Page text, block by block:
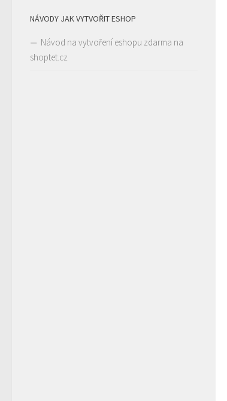
NÁVODY JAK VYTVOŘIT ESHOP
Návod na vytvoření eshopu zdarma na
shoptet.cz